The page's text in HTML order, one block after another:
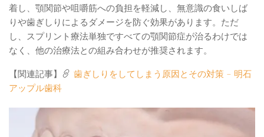
着し、顎関節や咀嚼筋への負担を軽減し、無意識の食いしば
りや歯ぎしりによるダメージを防ぐ効果があります。ただ
し、スプリント療法単独ですべての顎関節症が治るわけでは
なく、他の治療法との組み合わせが推奨されます。
【関連記事】
歯ぎしりをしてしまう原因とその対策 – 明石
アップル歯科